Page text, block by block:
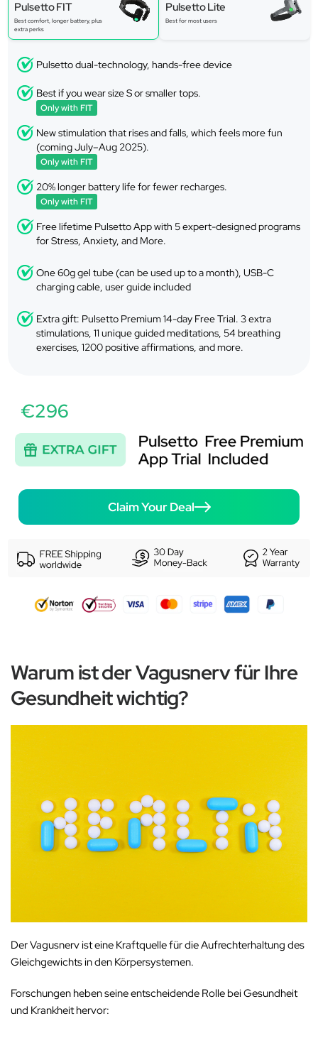
Pulsetto FIT
Best comfort, longer battery, plus
extra perks
Pulsetto Lite
Best for most users
Pulsetto dual-technology, hands-free device
Best if you wear size S or smaller tops.
Only with FIT
New stimulation that rises and falls, which feels more fun
(coming July–Aug 2025).
Only with FIT
20% longer battery life for fewer recharges.
Only with FIT
Free lifetime Pulsetto App with 5 expert-designed programs
for Stress, Anxiety, and More.
One 60g gel tube (can be used up to a month), USB-C
charging cable, user guide included
Extra gift: Pulsetto Premium 14-day Free Trial. 3 extra
stimulations, 11 unique guided meditations, 54 breathing
exercises, 1200 positive affirmations, and more.
€296
Claim Your Deal
Warum ist der Vagusnerv für Ihre
Gesundheit wichtig?
Der Vagusnerv ist eine Kraftquelle für die Aufrechterhaltung des
Gleichgewichts in den Körpersystemen.
Forschungen heben seine entscheidende Rolle bei Gesundheit
und Krankheit hervor: